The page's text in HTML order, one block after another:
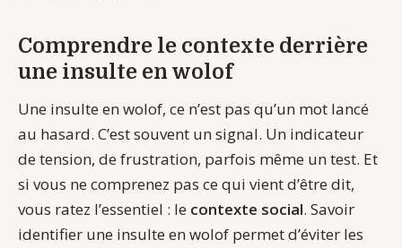
Comprendre le contexte derrière
une insulte en wolof
Une insulte en wolof, ce n’est pas qu’un mot lancé
au hasard. C’est souvent un signal. Un indicateur
de tension, de frustration, parfois même un test. Et
si vous ne comprenez pas ce qui vient d’être dit,
vous ratez l’essentiel : le contexte social. Savoir
identifier une insulte en wolof permet d’éviter les